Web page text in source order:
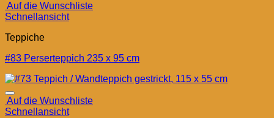
Auf die Wunschliste
Schnellansicht
Teppiche
#83 Perserteppich 235 x 95 cm
Auf die Wunschliste
Schnellansicht